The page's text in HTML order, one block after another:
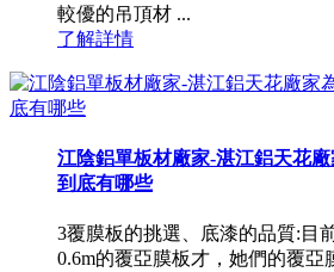
較優的吊頂材 ...
了解詳情
江陰鋁單板材廠家-湛江鋁天花
到底有哪些
3覆膜板的挑選、底漆的品質:目
0.6m的覆亞膜板才，她們的覆亞